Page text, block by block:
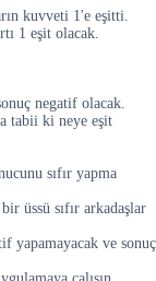
kuvveti 1'e eşitti.
1 eşit olacak.
negatif olacak.
tabii ki neye eşit
sıfır yapma
üssü sıfır arkadaşlar
yapamayacak ve sonuç